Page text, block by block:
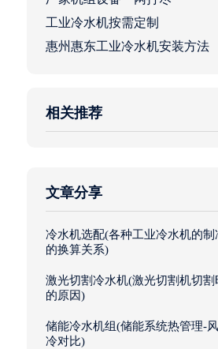
工业冷水机按需定制
惠州惠东工业冷水机安装方法
相关推荐
文章分享
冷水机选配(各种工业冷水机的制
的换算关系)
激光切割冷水机(激光切割机切割
的原因)
储能冷水机组(储能系统热管理-
冷对比)